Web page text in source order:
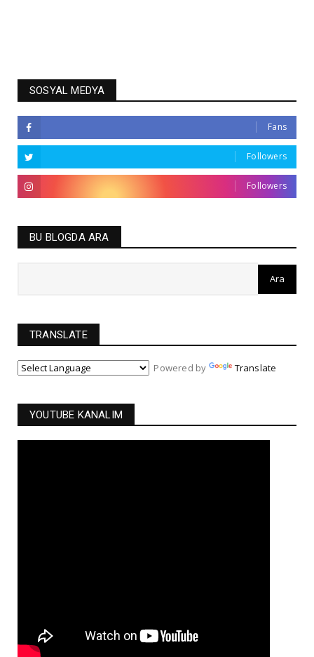
SOSYAL MEDYA
Fans
Followers
Followers
BU BLOGDA ARA
TRANSLATE
Powered by Translate
YOUTUBE KANALIM